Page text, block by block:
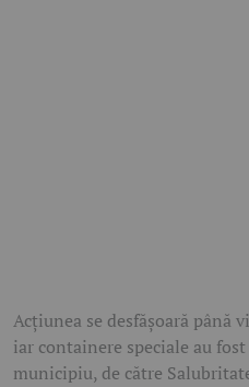
Acțiunea se desfășoară până
iar containere speciale au
municipiu, de către